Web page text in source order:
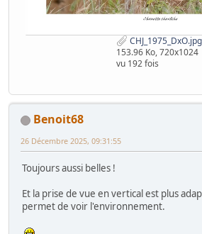
CHJ_1975_DxO.jpg
153.96 Ko, 720x1024
vu 192 fois
Benoit68
26 Décembre 2025, 09:31:55
Toujours aussi belles !
Et la prise de vue en vertical est plus
permet de voir l'environnement.